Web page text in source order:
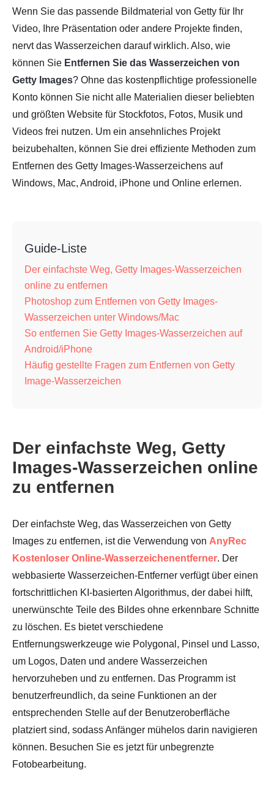
Wenn Sie das passende Bildmaterial von Getty für Ihr
Video, Ihre Präsentation oder andere Projekte finden,
nervt das Wasserzeichen darauf wirklich. Also, wie
können Sie Entfernen Sie das Wasserzeichen von
Getty Images? Ohne das kostenpflichtige professionelle
Konto können Sie nicht alle Materialien dieser beliebten
und größten Website für Stockfotos, Fotos, Musik und
Videos frei nutzen. Um ein ansehnliches Projekt
beizubehalten, können Sie drei effiziente Methoden zum
Entfernen des Getty Images-Wasserzeichens auf
Windows, Mac, Android, iPhone und Online erlernen.
Guide-Liste
Der einfachste Weg, Getty Images-Wasserzeichen
online zu entfernen
Photoshop zum Entfernen von Getty Images-
Wasserzeichen unter Windows/Mac
So entfernen Sie Getty Images-Wasserzeichen auf
Android/iPhone
Häufig gestellte Fragen zum Entfernen von Getty
Image-Wasserzeichen
Der einfachste Weg, Getty
Images-Wasserzeichen online
zu entfernen
Der einfachste Weg, das Wasserzeichen von Getty
Images zu entfernen, ist die Verwendung von AnyRec
Kostenloser Online-Wasserzeichenentferner. Der
webbasierte Wasserzeichen-Entferner verfügt über einen
fortschrittlichen KI-basierten Algorithmus, der dabei hilft,
unerwünschte Teile des Bildes ohne erkennbare Schnitte
zu löschen. Es bietet verschiedene
Entfernungswerkzeuge wie Polygonal, Pinsel und Lasso,
um Logos, Daten und andere Wasserzeichen
hervorzuheben und zu entfernen. Das Programm ist
benutzerfreundlich, da seine Funktionen an der
entsprechenden Stelle auf der Benutzeroberfläche
platziert sind, sodass Anfänger mühelos darin navigieren
können. Besuchen Sie es jetzt für unbegrenzte
Fotobearbeitung.